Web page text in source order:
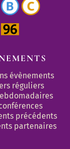
évènements
réguliers
précédents
partenaires